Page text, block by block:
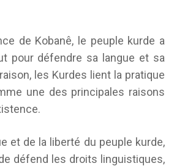
de Kobanê, le peuple kurde a
pour défendre sa langue et sa
les Kurdes lient la pratique
une des principales raisons
et de la liberté du peuple kurde,
défend les droits linguistiques,